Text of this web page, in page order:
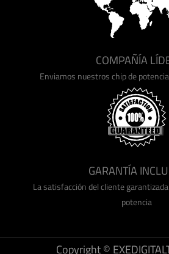
COMPAÑÍA
Enviamos nuestros chip de
GARANTÍA
La satisfacción del cliente
potencia
Copyright ©